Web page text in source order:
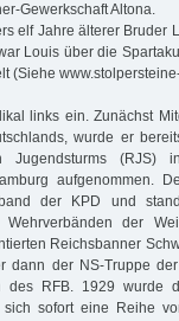
Gewerkschaft Altona.
elf Jahre älterer Bruder
Louis über die
(Siehe
links ein. Zunächst
wurde er
(RJS)
aufgenommen.
der KPD und
der
Reichsbanner
dann der NS-Truppe
des RFB. 1929 wurde
sich sofort eine Reihe